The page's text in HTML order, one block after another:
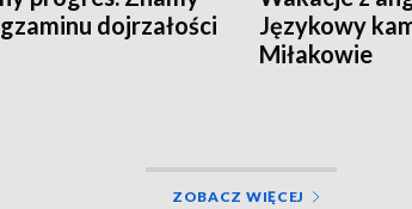
dojrzałości
Językowy
Miłakowie
ZOBACZ WIĘCEJ